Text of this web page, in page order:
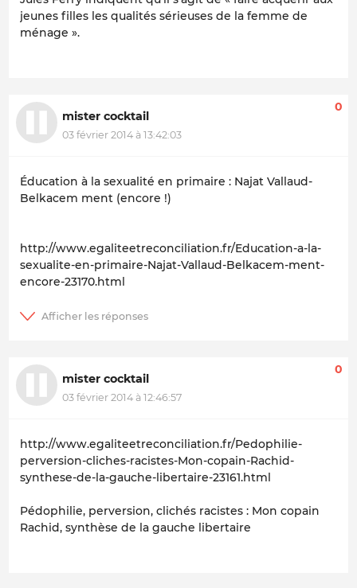
jeunes filles les qualités sérieuses de la femme de
ménage ».
mister cocktail
03 février 2014 à 13:42:03
0
Éducation à la sexualité en primaire : Najat Vallaud-
Belkacem ment (encore !)
http://www.egaliteetreconciliation.fr/Education-a-la-
sexualite-en-primaire-Najat-Vallaud-Belkacem-ment-
encore-23170.html
mister cocktail
03 février 2014 à 12:46:57
0
http://www.egaliteetreconciliation.fr/Pedophilie-
perversion-cliches-racistes-Mon-copain-Rachid-
synthese-de-la-gauche-libertaire-23161.html
Pédophilie, perversion, clichés racistes : Mon copain
Rachid, synthèse de la gauche libertaire